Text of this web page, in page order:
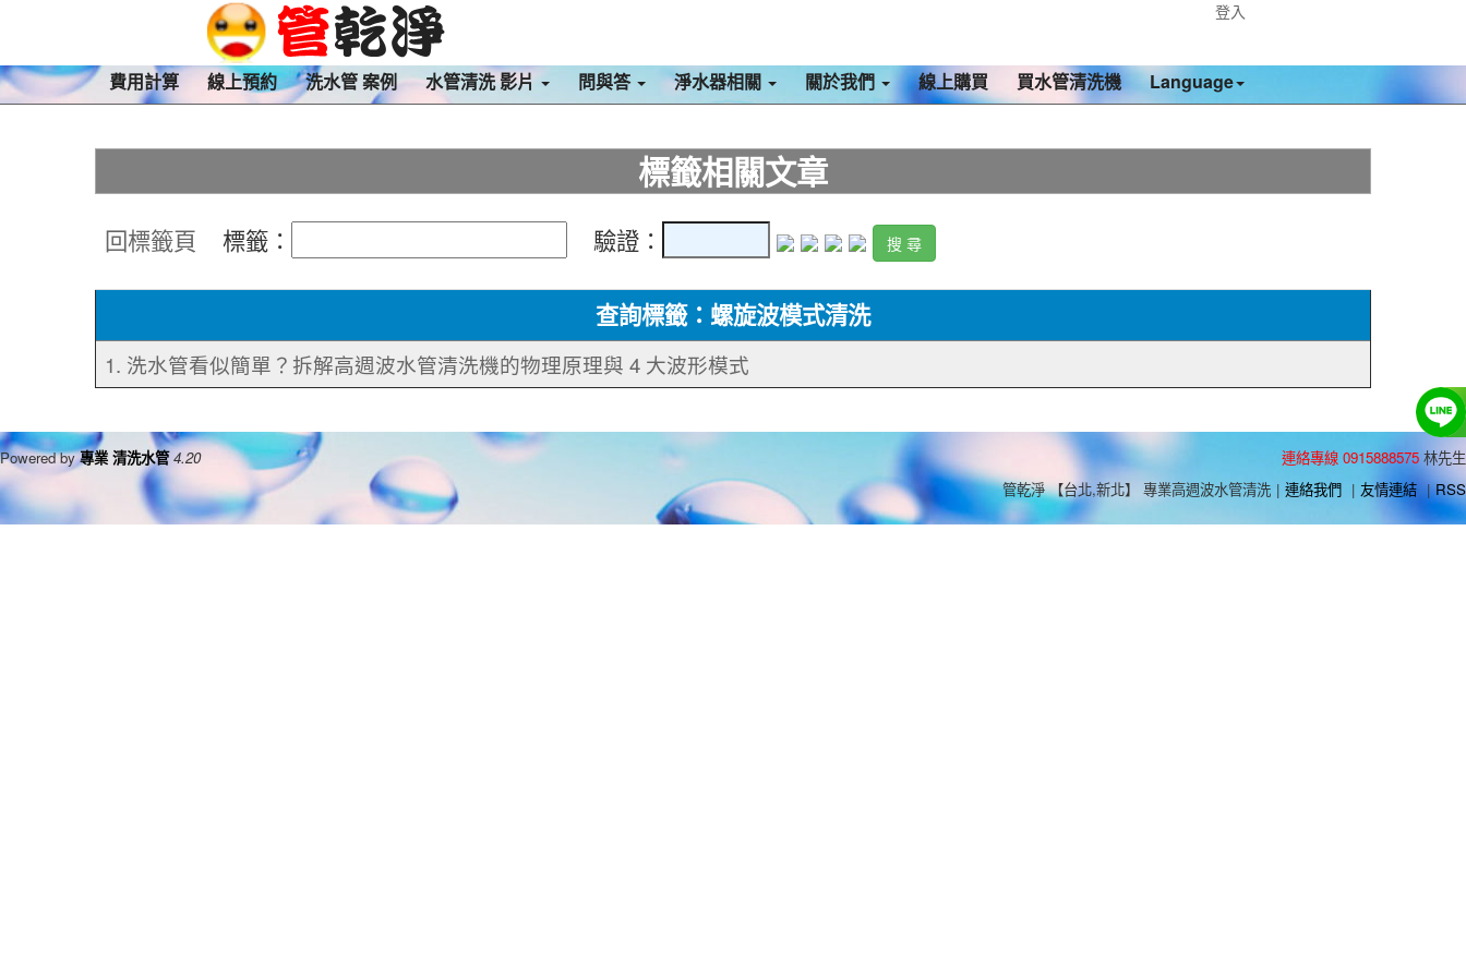
登入
費用計算 線上預約 洗水管 案例 水管清洗 影片 問與答 淨水器相關 關於我們 線上購買 買水管清洗機 Language
標籤相關文章
回標籤頁 標籤： 驗證：
查詢標籤：螺旋波模式清洗
1. 洗水管看似簡單？拆解高週波水管清洗機的物理原理與 4 大波形模式
連絡專線 0915888575 林先生
管乾淨 【台北,新北】 專業高週波水管清洗 | 連絡我們 | 友情連結 | RSS
Powered by專業 清洗水管 4.20